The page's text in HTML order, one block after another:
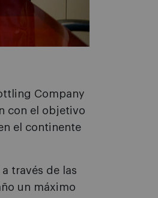
Company
con el objetivo
el continente
través de las
un máximo